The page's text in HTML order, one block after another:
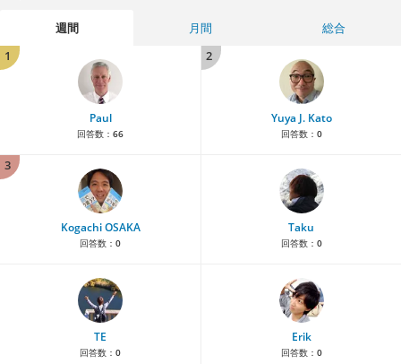
週間 月間
総合
1
Paul
回答数： 66
2
Yuya J. Kato
回答数： 0
3
Kogachi OSAKA
回答数： 0
Taku
回答数： 0
TE
回答数： 0
Erik
回答数： 0